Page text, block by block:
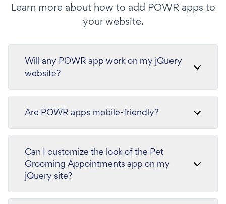
Learn more about how to add POWR apps to
your website.
Will any POWR app work on my jQuery
website?
Are POWR apps mobile-friendly?
Can I customize the look of the Pet
Grooming Appointments app on my
jQuery site?